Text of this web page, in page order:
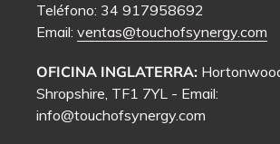
Teléfono: 34 917958692
Email: ventas@touchofsynergy.com
OFICINA INGLATERRA:
Shropshire, TF1 7YL - Email:
info@touchofsynergy.com